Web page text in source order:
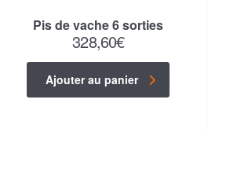
Pis de vache 6 sorties
328,60€
Ajouter au panier